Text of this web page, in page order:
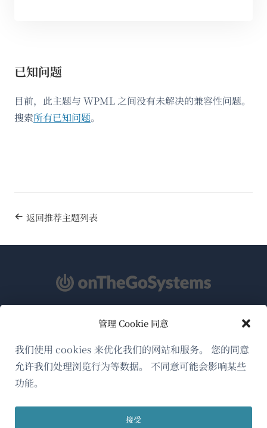
管理 Cookie 同意
我们使用 cookies 来优化我们的网站和服务。 您的同意
允许我们处理浏览行为等数据。 不同意可能会影响某些
功能。
接受
已知问题
目前，此主题与 WPML 之间没有未解决的兼容性问题。
搜索所有已知问题。
返回推荐主题列表
关于WPML
GDPR与隐私政策
加入我们的团队（在
新
新
窗
新